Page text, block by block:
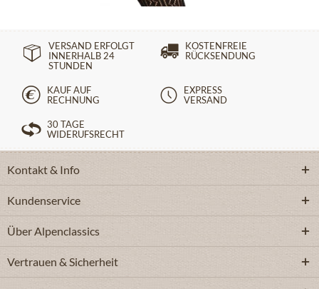
VERSAND ERFOLGT
INNERHALB 24
STUNDEN
KOSTENFREIE
RÜCKSENDUNG
KAUF AUF
RECHNUNG
EXPRESS
VERSAND
30 TAGE
WIDERUFSRECHT
Kontakt & Info
Kundenservice
Über Alpenclassics
Vertrauen & Sicherheit